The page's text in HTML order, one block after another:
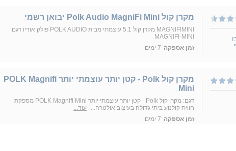
מקרן קול Polk Audio MagniFi Mini יבואן רשמי
MAGNIFIMINI מקרן קול 5.1 עוצמתי מבית POLK AUDIO פולק אודיו דגם
MAGNIFI-MINI
זמן אספקה 7 ימים
מקרן קול Polk - קטן יותר עוצמתי יותר POLK Magnifi
Mini
דגם: מקרן קול Polk - קטן יותר עוצמתי יותר POLK Magnifi Mini מספקת
חווית קולנוע ביתי גדולה בעיצוב אולטרה...
עוד...
זמן אספקה 7 ימים